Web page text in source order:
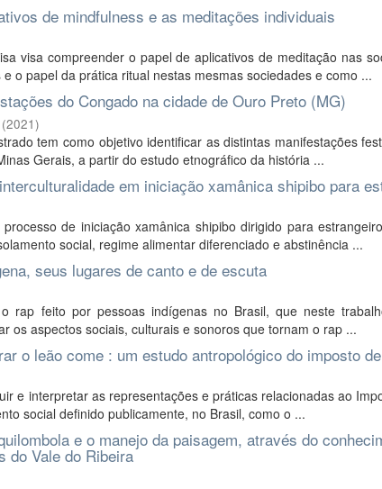
de mindfulness e as meditações individuais
visa compreender o papel de aplicativos de meditação nas
o papel da prática ritual nestas mesmas sociedades e como ...
do Congado na cidade de Ouro Preto (MG)
(2021)
tem como objetivo identificar as distintas manifestações
Gerais, a partir do estudo etnográfico da história ...
em iniciação xamânica shipibo para
de iniciação xamânica shipibo dirigido para
social, regime alimentar diferenciado e abstinência ...
seus lugares de canto e de escuta
rap feito por pessoas indígenas no Brasil, que neste
os aspectos sociais, culturais e sonoros que tornam o rap ...
o leão come : um estudo antropológico do imposto
e interpretar as representações e práticas relacionadas ao
social definido publicamente, no Brasil, como o ...
e o manejo da paisagem, através do
do Vale do Ribeira